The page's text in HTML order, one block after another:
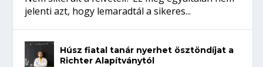
jelenti azt, hogy lemaradtál a sikeres...
Húsz fiatal tanár nyerhet ösztöndíjat a
Richter Alapítványtól